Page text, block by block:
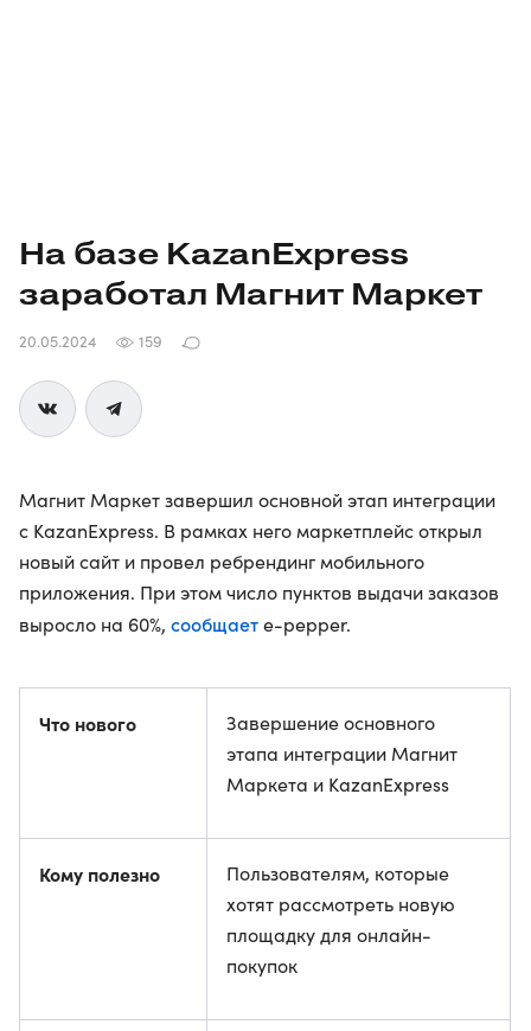
На базе KazanExpress
заработал Магнит Маркет
20.05.2024 159
Магнит Маркет завершил основной этап интеграции
с KazanExpress. В рамках него маркетплейс открыл
новый сайт и провел ребрендинг мобильного
приложения. При этом число пунктов выдачи заказов
выросло на 60%, сообщаетe-pepper.
Что нового
Завершение основного
этапа интеграции Магнит
Маркета и KazanExpress
Кому полезно
Пользователям, которые
хотят рассмотреть новую
площадку для онлайн-
покупок